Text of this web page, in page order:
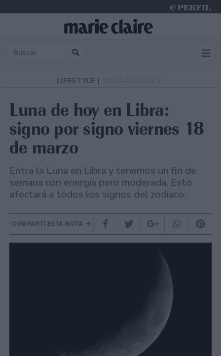
LIFESTYLE |
Luna de hoy en Libra:
signo por signo viernes 18
de marzo
Entra la Luna en Libra y tenemos un fin de
semana con energía pero moderada. Esto
afectará a todos los signos del zodiaco.
COMPARTÍ ESTA NOTA